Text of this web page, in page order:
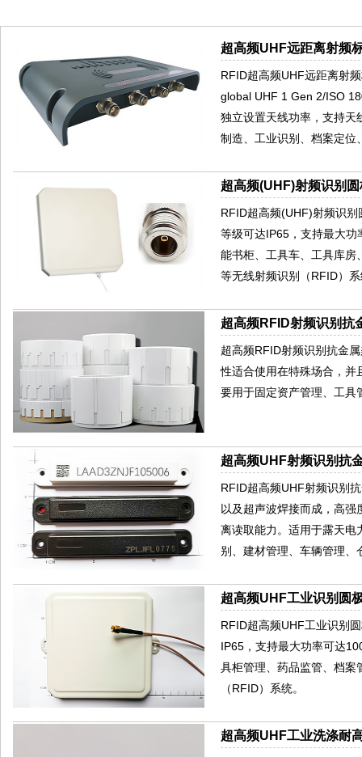
超高频UHF远距离射频
RFID超高频UHF远距离射
global UHF 1 Gen 2/ISO
独立设置天线功率，支持天
制造、工业识别、档案定位
超高频(UHF)射频识别
RFID超高频(UHF)射频识
等级可达IP65，支持最大
能书柜、工具车、工具库房
等无线射频识别（RFID）
超高频RFID射频识别抗
超高频RFID射频识别抗金
性适合使用在特殊场合，并
要用于固定资产管理、工具
超高频UHF射频识别抗
RFID超高频UHF射频识别
以及超声波焊接而成，高
离读取能力。适用于露天电
别、建材管理、车辆管理、
超高频UHF工业识别圆
RFID超高频UHF工业识别
IP65，支持最大功率可达
具柜管理、药品监管、档案
（RFID）系统。
超高频UHF工业洗涤耐